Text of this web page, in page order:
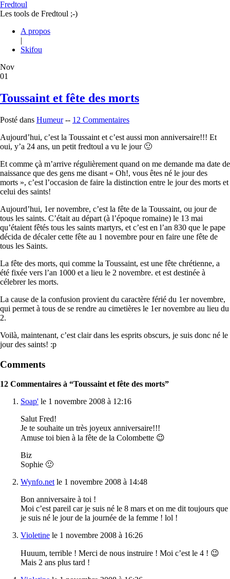
Fredtoul
Les tools de Fredtoul ;-)
A propos
|
Skifou
Nov
01
Toussaint et fête des morts
Posté dans Humeur-- 12 Commentaires
Aujourd’hui, c’est la Toussaint et c’est aussi mon anniversaire!!! Et
oui, y’a 24 ans, un petit fredtoul a vu le jour 🙂
Et comme çà m’arrive régulièrement quand on me demande ma date de
naissance que des gens me disant « Oh!, vous êtes né le jour des
morts », c’est l’occasion de faire la distinction entre le jour des morts et
celui des saints!
Aujourd’hui, 1er novembre, c’est la fête de la Toussaint, ou jour de
tous les saints. C’était au départ (à l’époque romaine) le 13 mai
qu’étaient fêtés tous les saints martyrs, et c’est en l’an 830 que le pape
décida de décaler cette fête au 1 novembre pour en faire une fête de
tous les Saints.
La fête des morts, qui comme la Toussaint, est une fête chrétienne, a
été fixée vers l’an 1000 et a lieu le 2 novembre. et est destinée à
célebrer les morts.
La cause de la confusion provient du caractère férié du 1er novembre,
qui permet à tous de se rendre au cimetières le 1er novembre au lieu du
2.
Voilà, maintenant, c’est clair dans les esprits obscurs, je suis donc né le
jour des saints! :p
Comments
12 Commentaires à “Toussaint et fête des morts”
Soap' le 1 novembre 2008 à 12:16
Salut Fred!
Je te souhaite un très joyeux anniversaire!!!
Amuse toi bien à la fête de la Colombette 😉
Biz
Sophie 🙂
Wynfo.net le 1 novembre 2008 à 14:48
Bon anniversaire à toi !
Moi c’est pareil car je suis né le 8 mars et on me dit toujours que
je suis né le jour de la journée de la femme ! lol !
Violetine le 1 novembre 2008 à 16:26
Huuum, terrible ! Merci de nous instruire ! Moi c’est le 4 ! 😉
Mais 2 ans plus tard !